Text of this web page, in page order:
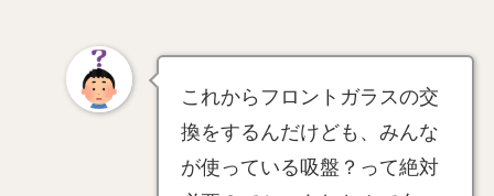
これからフロントガラスの交
換をするんだけども、みんな
が使っている吸盤？って絶対